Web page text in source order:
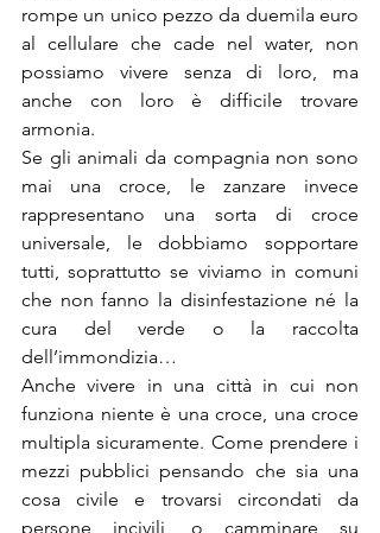
rompe un unico pezzo da duemila euro
al cellulare che cade nel water, non
possiamo vivere senza di loro, ma
anche con loro è difficile trovare
armonia.
Se gli animali da compagnia non sono
mai una croce, le zanzare invece
rappresentano una sorta di croce
universale, le dobbiamo sopportare
tutti, soprattutto se viviamo in comuni
che non fanno la disinfestazione né la
cura del verde o la raccolta
dell’immondizia…
Anche vivere in una città in cui non
funziona niente è una croce, una croce
multipla sicuramente. Come prendere i
mezzi pubblici pensando che sia una
cosa civile e trovarsi circondati da
persone incivili, o camminare su